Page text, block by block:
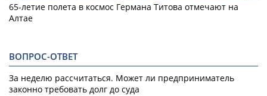
65-летие полета в космос Германа Титова отмечают на
Алтае
ВОПРОС-ОТВЕТ
За неделю рассчитаться. Может ли предприниматель
законно требовать долг до суда